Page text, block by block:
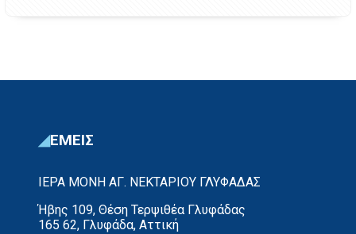
ΕΜΕΙΣ
ΙΕΡΑ ΜΟΝΗ ΑΓ. ΝΕΚΤΑΡΙΟΥ ΓΛΥΦΑΔΑΣ
Ήβης 109, Θέση Τερψιθέα Γλυφάδας
165 62, Γλυφάδα, Αττική